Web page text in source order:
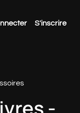
S'inscrire